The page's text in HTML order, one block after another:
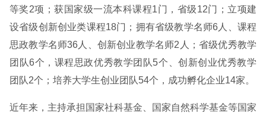
等奖2项；获国家级一流本科课程1门，省级12门；立项建
设省级创新创业类课程18门；拥有省级教学名师6人、课程
思政教学名师36人、创新创业教学名师2人；省级优秀教学
团队6个，课程思政优秀教学团队5个、创新创业优秀教学
团队2个；培养大学生创业团队54个，成功孵化企业14家。
近年来，主持承担国家社科基金、国家自然科学基金等国家